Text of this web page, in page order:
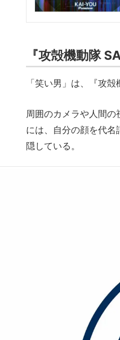
『攻殻機動隊
「笑い男」は、『攻
周囲のカメラや人間
には、自分の顔を代名
隠している。